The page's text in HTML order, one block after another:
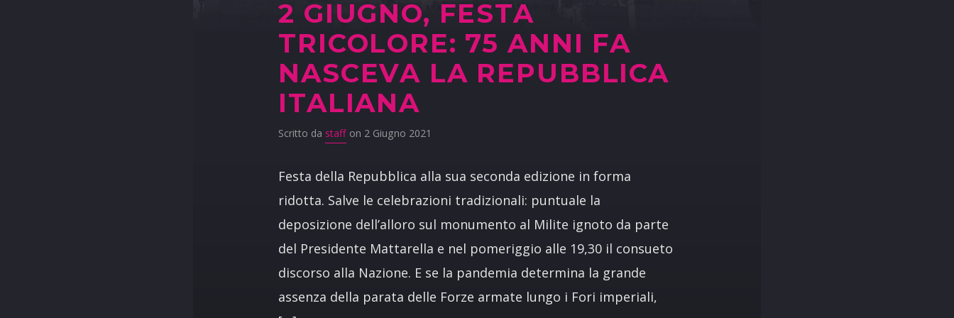
2 GIUGNO, FESTA
TRICOLORE: 75 ANNI FA
NASCEVA LA REPUBBLICA
ITALIANA
Scritto da staff on 2 Giugno 2021
Festa della Repubblica alla sua seconda edizione in forma
ridotta. Salve le celebrazioni tradizionali: puntuale la
deposizione dell’alloro sul monumento al Milite ignoto da parte
del Presidente Mattarella e nel pomeriggio alle 19,30 il consueto
discorso alla Nazione. E se la pandemia determina la grande
assenza della parata delle Forze armate lungo i Fori imperiali,